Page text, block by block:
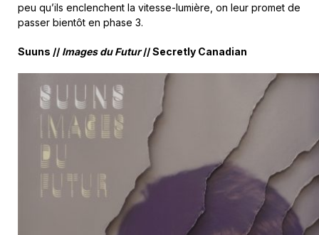
peu qu’ils enclenchent la vitesse-lumière, on leur promet de
passer bientôt en phase 3.
Suuns // Images du Futur// Secretly Canadian